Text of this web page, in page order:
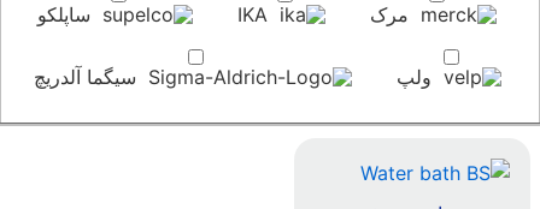
مرک IKA ساپلکو
ولپ سیگما آلدریچ